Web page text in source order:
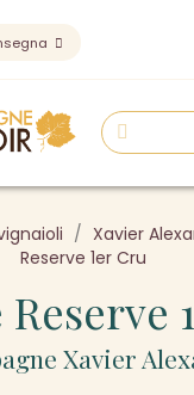
Xavier
Reserve 1er Cru
Xavier